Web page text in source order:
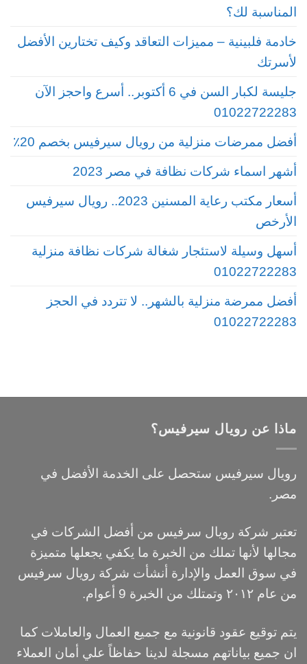
المناسبة لك؟
خادمة فلبينية – مميزات التعاقد وكيف تختارين الأفضل
لأسرتك
جليسة لكبار السن في 6 أكتوبر.. أسرع واحجز الآن
01022722283
أفضل ممرضات منزلية من رويال سيرفيس بخصم 20٪
أشهر اسماء شركات نظافة في مصر 2023
أسعار مكتب رعاية المسنين 2023.. رويال سيرفيس
الأرخص
أسهل وسيلة لاستئجار شغالة شركات نظافة منزلية
01022722283
أفضل ممرضة منزلية بالشهر.. لا تتردد في الحجز
01022722283
ماذا عن رويال سيرفيس؟
رويال سيرفيس ستحصل على الخدمة الأفضل في
مصر.
تعتبر شركة رويال سرفيس من أفضل الشركات في
مجالها لأنها تملك من الخبرة ما يكفي يجعلها متميزة
في سوق العمل والإدارة أنشأت شركة رويال سرفيس
من عام ٢٠١٢ وتمتلك من الخبرة 9 أعوام.
يتم توقيع عقود قانونية مع جميع العمال والعاملات كما
ان جميع بياناتهم مسجلة لدينا حفاظاً علي أمان العملاء